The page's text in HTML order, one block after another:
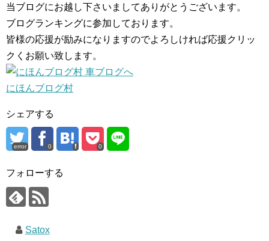
当ブログにお越し下さいましてありがとうございます。
ブログランキングに参加しております。
皆様の応援が励みになりますのでよろしければ応援クリッ
クくお願い致します。
にほんブログ村
シェアする
error 0 0
フォローする
Satox